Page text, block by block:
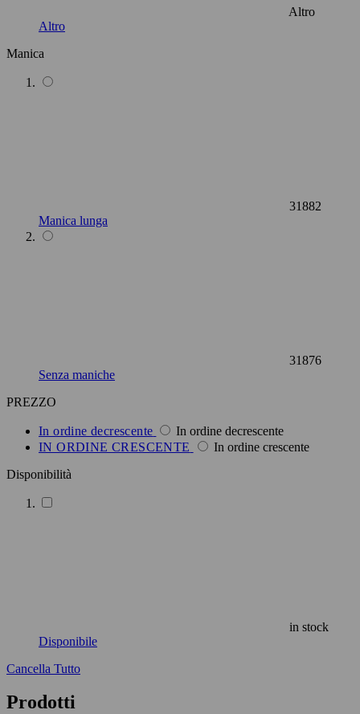
Altro
Altro
Manica
31882
Manica lunga
31876
Senza maniche
PREZZO
In ordine decrescente
In ordine decrescente
IN ORDINE CRESCENTE
In ordine crescente
Disponibilità
in stock
Disponibile
Cancella Tutto
Prodotti